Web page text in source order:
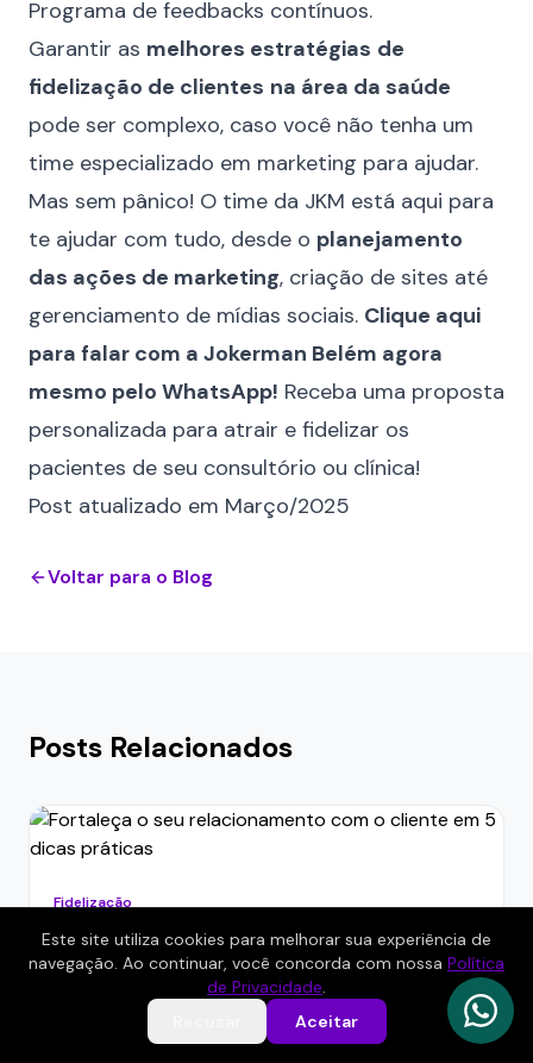
Programa de feedbacks contínuos.
Garantir as melhores estratégias de
fidelização de clientes na área da saúde
pode ser complexo, caso você não tenha um
time especializado em marketing para ajudar.
Mas sem pânico! O time da JKM está aqui para
te ajudar com tudo, desde o planejamento
das ações de marketing, criação de sites até
gerenciamento de mídias sociais. Clique aqui
para falar com a Jokerman Belém agora
mesmo pelo WhatsApp! Receba uma proposta
personalizada para atrair e fidelizar os
pacientes de seu consultório ou clínica!
Post atualizado em Março/2025
Voltar para o Blog
Posts Relacionados
Fidelização
Fortaleça o seu relacionamento com o cliente em
5 dicas práticas
Este site utiliza cookies para melhorar sua experiência de
navegação. Ao continuar, você concorda com nossa Política
de Privacidade.
Aceitar